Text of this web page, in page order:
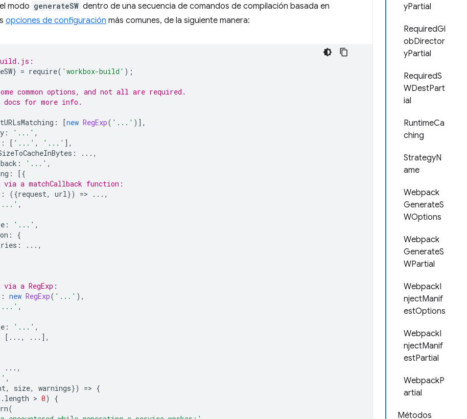
yPartial
RequiredGl
obDirector
yPartial
RequiredS
WDestPart
ial
RuntimeCa
ching
StrategyN
ame
Webpack
GenerateS
WOptions
Webpack
GenerateS
WPartial
WebpackI
njectManif
estOptions
WebpackI
njectManif
estPartial
WebpackP
artial
Métodos
modo generateSW dentro de una secuencia de comandos de compilación basada en
opciones de configuración más comunes, de la siguiente manera:
} = require( 'workbox-build' );
common options, and not all are required.
for more info.
: [new RegExp( '...' )],
: '...' ,
: [ '...' , '...' ],
:
...,
: '...' ,
:
[{
a matchCallback function:
: ({request, url}) =>
...,
,
: '...' ,
:
{
:
...,
a RegExp:
: new RegExp( '...' ),
,
: '...' ,
[...,
...],
...,
,
, size, warnings}) => {
. length > 0)
{
(